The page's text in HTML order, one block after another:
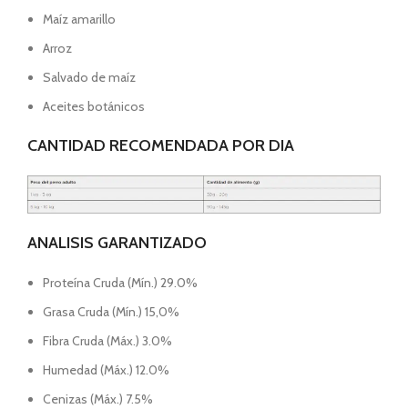
Maíz amarillo
Arroz
Salvado de maíz
Aceites botánicos
CANTIDAD RECOMENDADA POR DIA
ANALISIS GARANTIZADO
Proteína Cruda (Mín.) 29.0%
Grasa Cruda (Mín.) 15,0%
Fibra Cruda (Máx.) 3.0%
Humedad (Máx.) 12.0%
Cenizas (Máx.) 7.5%